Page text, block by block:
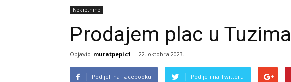
Nekretnine
Prodajem plac u Tuzima
Objavio muratpepic1 - 22. oktobra 2023.
Podijeli na Facebooku Podijeli na Twitteru